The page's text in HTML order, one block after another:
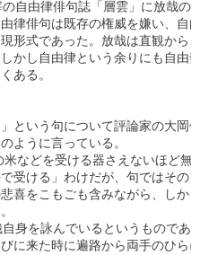
自由律俳句誌「層雲」に放哉の
律俳句は既存の権威を嫌い、自
形式であった。放哉は直観から
かし自由律という余りにも自由
ある。
という句について評論家の大岡
ように言っている。
などを受ける器さえないほど無
ける」わけだが、句ではその
をこもごも含みながら、しか
身を詠んでいるというものであ
に来た時に遍路から両手のひら